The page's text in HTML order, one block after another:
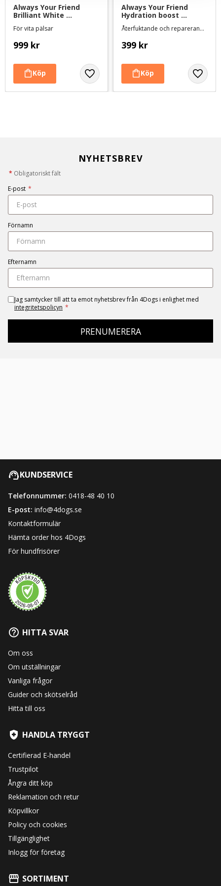
Always Your Friend
Brilliant White
För vita pälsar
999 kr
Always Your Friend
Hydration boost
balsamspray - 250 ml
Återfuktande och reparerande för torr päls eller hud
399 kr
NYHETSBREV
* Obligatoriskt fält
E-post *
Förnamn
Efternamn
Jag samtycker till att ta emot nyhetsbrev från 4Dogs i enlighet med
integritetspolicyn *
PRENUMERERA
KUNDSERVICE
Telefonnummer: 0418-48 40 10
E-post: info@4dogs.se
Kontaktformulär
Hämta order hos 4Dogs
För hundfrisörer
HITTA SVAR
Om oss
Om utställningar
Vanliga frågor
Guider och skötselråd
Hitta till oss
HANDLA TRYGGT
Certifierad E-handel
Trustpilot
Ångra ditt köp
Reklamation och retur
Köpvillkor
Policy och cookies
Tillgänglighet
Inlogg för företag
SORTIMENT